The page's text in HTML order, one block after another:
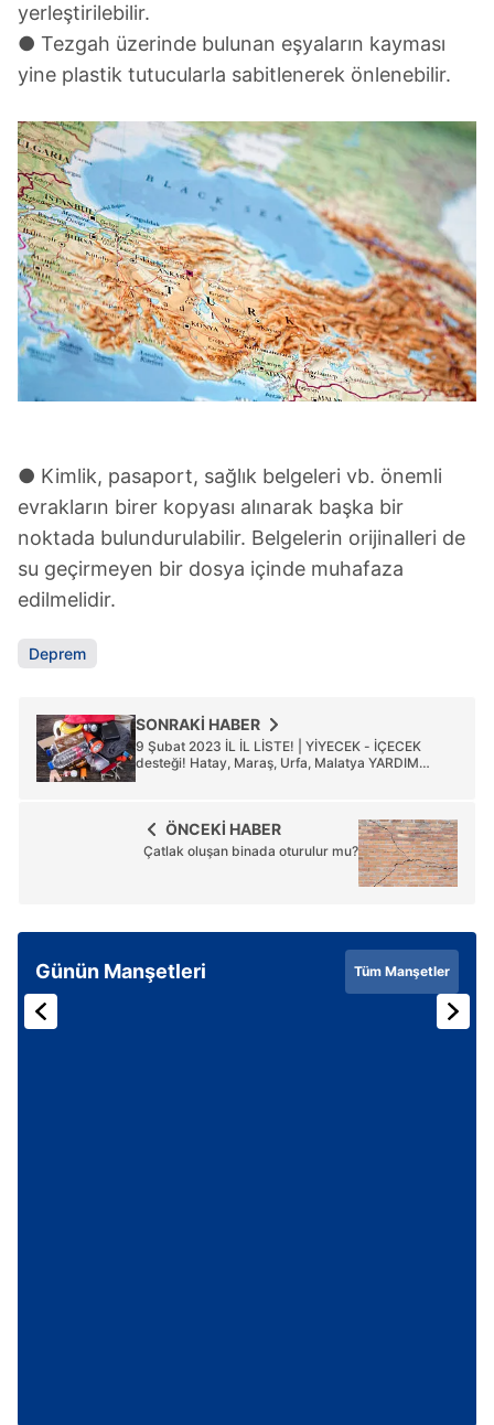
yerleştirilebilir.
● Tezgah üzerinde bulunan eşyaların kayması
yine plastik tutucularla sabitlenerek önlenebilir.
● Kimlik, pasaport, sağlık belgeleri vb. önemli
evrakların birer kopyası alınarak başka bir
noktada bulundurulabilir. Belgelerin orijinalleri de
su geçirmeyen bir dosya içinde muhafaza
edilmelidir.
Deprem
SONRAKİ HABER
9 Şubat 2023 İL İL LİSTE! | YİYECEK - İÇECEK
desteği! Hatay, Maraş, Urfa, Malatya YARDIM
ÖNCEKİ HABER
Çatlak oluşan binada oturulur mu?
Günün Manşetleri Tüm Manşetler